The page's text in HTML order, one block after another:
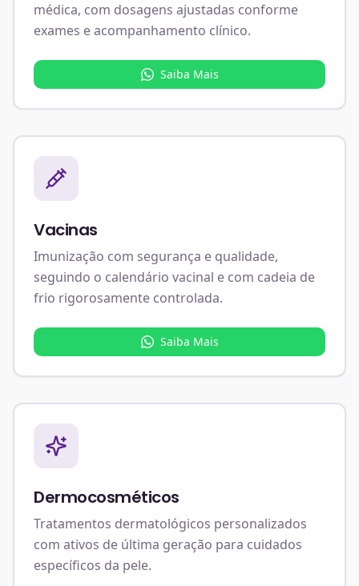
médica, com dosagens ajustadas conforme
exames e acompanhamento clínico.
Saiba Mais
Vacinas
Imunização com segurança e qualidade,
seguindo o calendário vacinal e com cadeia de
frio rigorosamente controlada.
Saiba Mais
Dermocosméticos
Tratamentos dermatológicos personalizados
com ativos de última geração para cuidados
específicos da pele.